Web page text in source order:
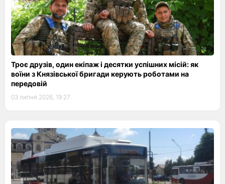
Троє друзів, один екіпаж і десятки успішних місій: як
воїни з Князівської бригади керують роботами на
передовій
03 липня 2026, 19:27